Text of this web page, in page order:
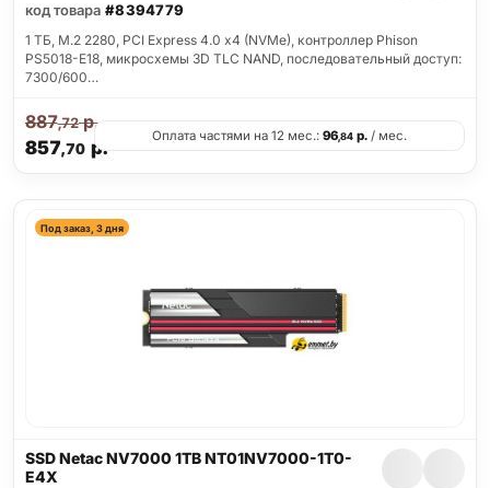
код товара #8394779
1 ТБ, M.2 2280, PCI Express 4.0 x4 (NVMe), контроллер Phison
PS5018-E18, микросхемы 3D TLC NAND, последовательный доступ:
7300/600…
857,70р.
887,72р.
Оплата частями на 12 мес.: 96,84 р. / мес.
Под заказ, 3 дня
SSD Netac NV7000 1TB NT01NV7000-1T0-
E4X